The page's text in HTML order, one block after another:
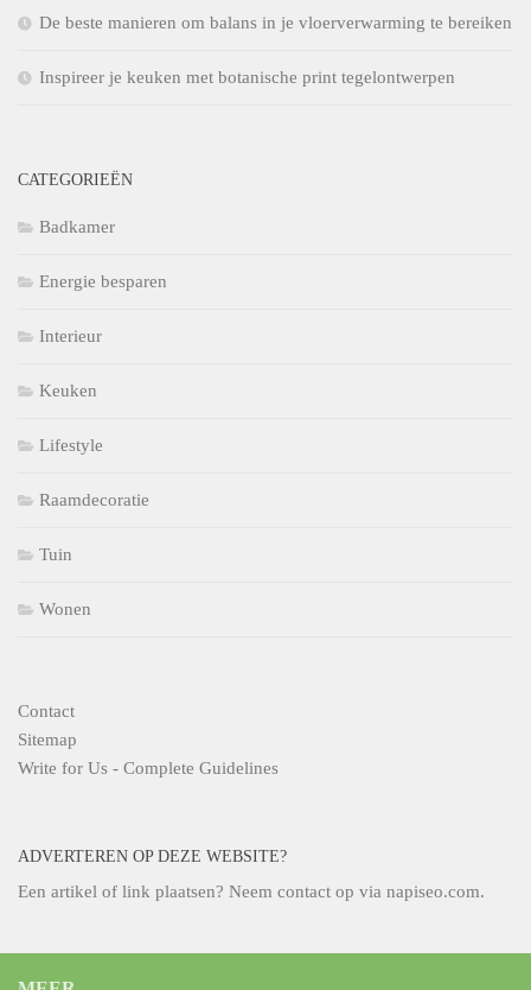
De beste manieren om balans in je vloerverwarming te bereiken
Inspireer je keuken met botanische print tegelontwerpen
CATEGORIEËN
Badkamer
Energie besparen
Interieur
Keuken
Lifestyle
Raamdecoratie
Tuin
Wonen
Contact
Sitemap
Write for Us - Complete Guidelines
ADVERTEREN OP DEZE WEBSITE?
Een artikel of link plaatsen? Neem contact op via napiseo.com.